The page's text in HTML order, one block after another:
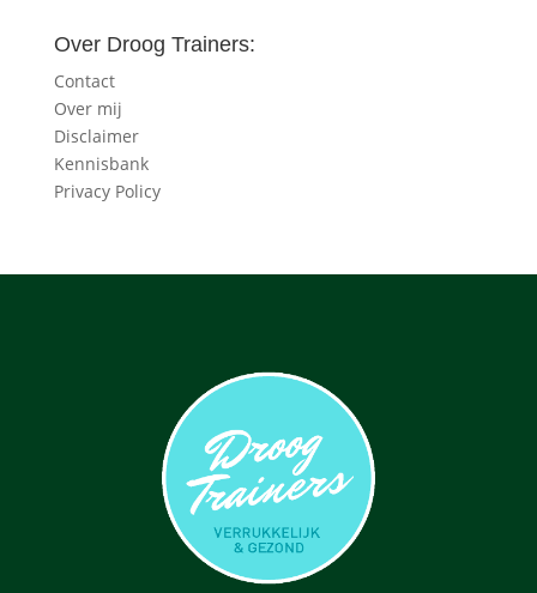
Over Droog Trainers:
Contact
Over mij
Disclaimer
Kennisbank
Privacy Policy